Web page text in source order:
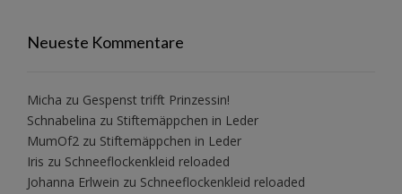
Neueste Kommentare
Micha zu Gespenst trifft Prinzessin!
Schnabelina zu Stiftemäppchen in Leder
MumOf2 zu Stiftemäppchen in Leder
Iris zu Schneeflockenkleid reloaded
Johanna Erlwein zu Schneeflockenkleid reloaded